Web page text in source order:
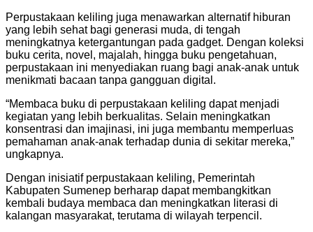
Perpustakaan keliling juga menawarkan alternatif hiburan
yang lebih sehat bagi generasi muda, di tengah
meningkatnya ketergantungan pada gadget. Dengan koleksi
buku cerita, novel, majalah, hingga buku pengetahuan,
perpustakaan ini menyediakan ruang bagi anak-anak untuk
menikmati bacaan tanpa gangguan digital.
“Membaca buku di perpustakaan keliling dapat menjadi
kegiatan yang lebih berkualitas. Selain meningkatkan
konsentrasi dan imajinasi, ini juga membantu memperluas
pemahaman anak-anak terhadap dunia di sekitar mereka,”
ungkapnya.
Dengan inisiatif perpustakaan keliling, Pemerintah
Kabupaten Sumenep berharap dapat membangkitkan
kembali budaya membaca dan meningkatkan literasi di
kalangan masyarakat, terutama di wilayah terpencil.